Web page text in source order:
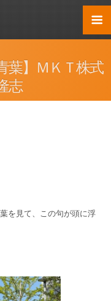
葉】ＭＫＴ株式
志
を見て、この句が頭に浮